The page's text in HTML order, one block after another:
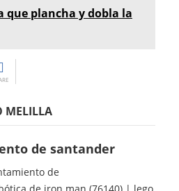
que plancha y dobla la
MELILLA
de santander
de